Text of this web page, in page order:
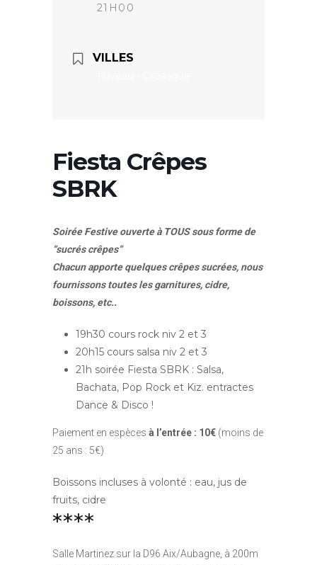
21H00
VILLES
Fiesta Crêpes
SBRK
Soirée Festive ouverte à TOUS sous forme de
“sucrés crêpes”
Chacun apporte quelques crêpes sucrées, nous
fournissons toutes les garnitures, cidre,
boissons, etc..
19h30 cours rock niv 2 et 3
20h15 cours salsa niv 2 et 3
21h soirée Fiesta SBRK : Salsa,
Bachata, Pop Rock et Kiz. entractes
Dance & Disco !
Paiement en espèces à l’entrée : 10€ (moins de
25 ans : 5€)
Boissons incluses à volonté : eau, jus de
fruits, cidre
****
Salle Martinez sur la D96 Aix/Aubagne, à 200m